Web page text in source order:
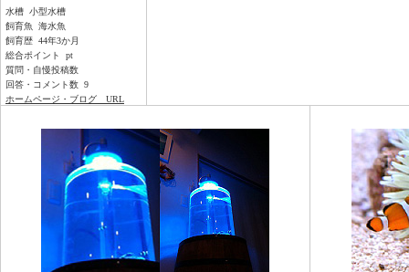
水槽 小型水槽
飼育魚 海水魚
飼育歴 44年3か月
総合ポイント pt
質問・自慢投稿数
回答・コメント数 9
ホームページ・ブログ URL